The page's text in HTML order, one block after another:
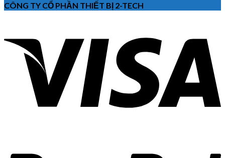
CÔNG TY CỔ PHẦN THIẾT BỊ 2-TECH